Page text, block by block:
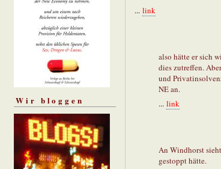
Wir bloggen
... link
also hätte er sich
dies zutreffen.
und
NE an.
... link
An Windhorst
gestoppt hätte.